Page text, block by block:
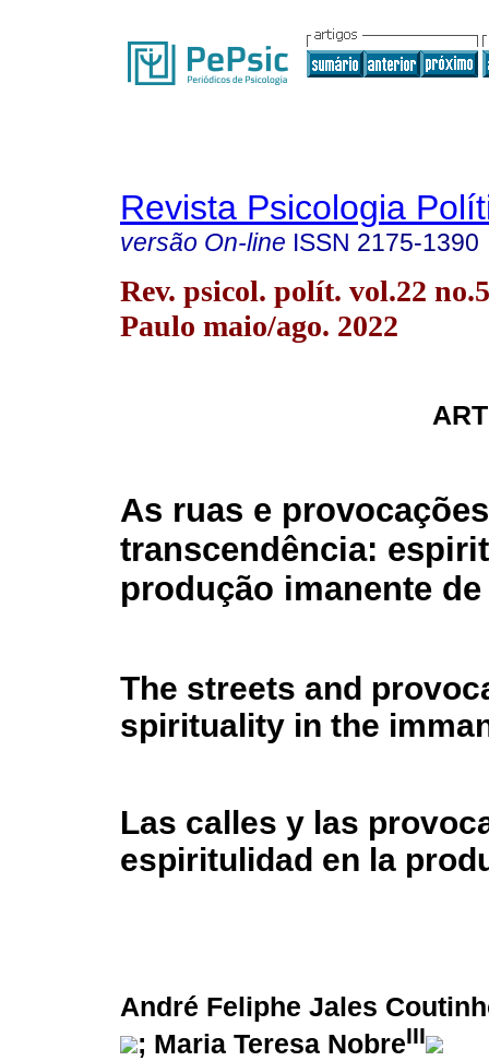
Revista Psicologia
versão On-line ISSN 2175-1390
Rev. psicol. polít. vol.22
Paulo maio/ago. 2022
As ruas e
transcendência:
produção imanente
The streets and
spirituality in the
Las calles y las
espiritulidad en la
André Feliphe Jales
; Maria Teresa NobreIII